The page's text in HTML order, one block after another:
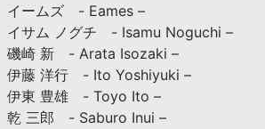
イームズ - Eames –
イサム ノグチ - Isamu Noguchi –
磯崎 新 - Arata Isozaki –
伊藤 洋行 - Ito Yoshiyuki –
伊東 豊雄 - Toyo Ito –
乾 三郎 - Saburo Inui –